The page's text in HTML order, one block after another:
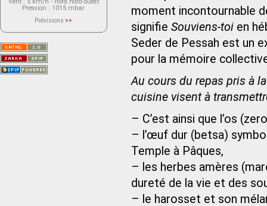
moment incontournable
signifie Souviens-toi en
Seder de Pessah est un
pour la mémoire
Au cours du repas pris à
cuisine visent à
– C’est ainsi que l’os
– l’œuf dur (betsa)
Temple à Pâques,
– les herbes amères
dureté de la vie et des
– le harosset et son
Pression : 1015 mbar
Prévisions >>
actuellement aucune prévision
Saint-Nom.
Veuillez consulter le message du
service ci-dessous.
(401 - Invalid API key. Please see
https://openweathermap.org/faq#error401